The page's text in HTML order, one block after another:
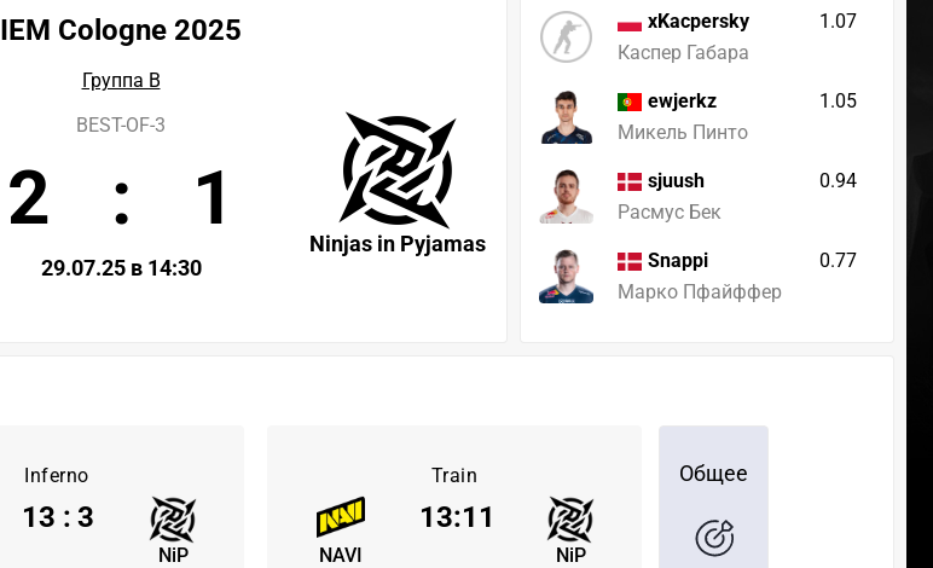
xKacpersky
Каспер Габара
1.07
ewjerkz
Микель Пинто
1.05
sjuush
Расмус Бек
0.94
Snappi
Марко Пфайффер
0.77
IEM Cologne 2025
Группа B
Ninjas in Pyjamas
BEST-OF-3
2 : 1
29.07.25 в 14:30
Inferno
NiP
13 : 3
Train
NAVI NiP
13:11
Общее